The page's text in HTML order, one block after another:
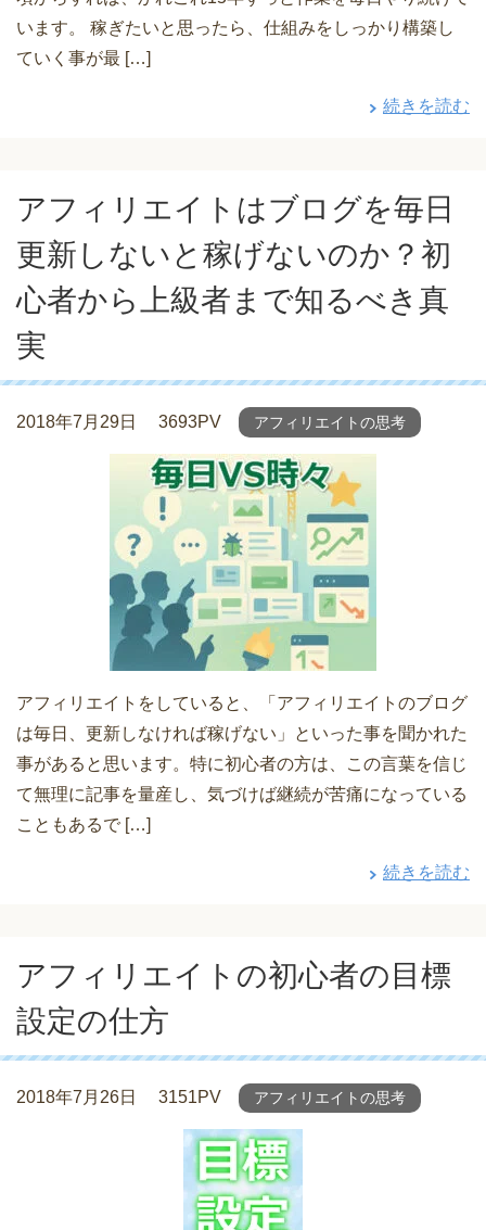
います。 稼ぎたいと思ったら、仕組みをしっかり構築し
ていく事が最 […]
続きを読む
アフィリエイトはブログを毎日
更新しないと稼げないのか？初
心者から上級者まで知るべき真
実
2018年7月29日 3693PV アフィリエイトの思考
アフィリエイトをしていると、「アフィリエイトのブログ
は毎日、更新しなければ稼げない」といった事を聞かれた
事があると思います。特に初心者の方は、この言葉を信じ
て無理に記事を量産し、気づけば継続が苦痛になっている
こともあるで […]
続きを読む
アフィリエイトの初心者の目標
設定の仕方
2018年7月26日 3151PV アフィリエイトの思考